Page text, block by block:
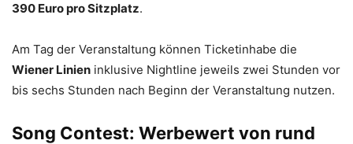
390 Euro pro Sitzplatz.
Am Tag der Veranstaltung können Ticketinhabe die
Wiener Linien inklusive Nightline jeweils zwei Stunden vor
bis sechs Stunden nach Beginn der Veranstaltung nutzen.
Song Contest: Werbewert von rund